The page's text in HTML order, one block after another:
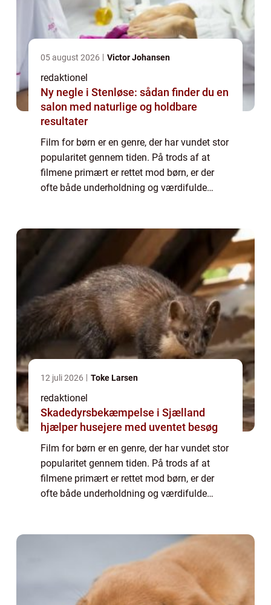
05 august 2026 Victor Johansen
redaktionel
Ny negle i Stenløse: sådan finder du en
salon med naturlige og holdbare
resultater
Film for børn er en genre, der har vundet stor
popularitet gennem tiden. På trods af at
filmene primært er rettet mod børn, er der
ofte både underholdning og værdifulde
12 juli 2026 Toke Larsen
redaktionel
Skadedyrsbekæmpelse i Sjælland
hjælper husejere med uventet besøg
Film for børn er en genre, der har vundet stor
popularitet gennem tiden. På trods af at
filmene primært er rettet mod børn, er der
ofte både underholdning og værdifulde